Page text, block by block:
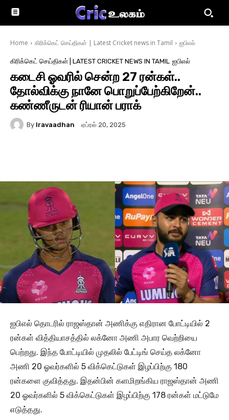
Home கிரிக்கெட் செய்திகள் | Latest Cricket news in Tamil ஐபிஎல்
கிரிக்கெட் செய்திகள் | LATEST CRICKET NEWS IN TAMIL ஐபிஎல்
கடைசி ஓவரில் சென்ற 27 ரன்கள்..
தோல்விக்கு நானே பொறுப்பேற்கிறேன்..
கண்ணீருடன் ரியான் பராக்
By Iravaadhan ஏப்ரல் 20, 2025
ஐபிஎல் தொடரில் ராஜஸ்தான் அணிக்கு எதிரான போட்டியில் 2
ரன்கள் வித்தியாசத்தில் லக்னோ அணி அபார வெற்றியை
பெற்றது. இந்த போட்டியில் முதலில் பேட்டிங் செய்த லக்னோ
அணி 20 ஓவர்களில் 5 விக்கெட்டுகள் இழப்பிற்கு 180
ரன்களை குவித்தது. இதன்பின் களமிறங்கிய ராஜஸ்தான் அணி
20 ஓவர்களில் 5 விக்கெட்டுகள் இழப்பிற்கு 178 ரன்கள் மட்டுமே
எடுத்தது.